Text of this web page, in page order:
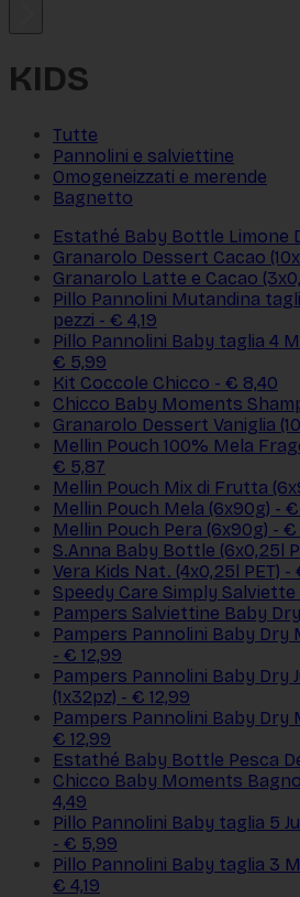
KIDS
Tutte
Pannolini e salviettine
Omogeneizzati e merende
Bagnetto
Estathé Baby Bottle Limone
Granarolo Dessert Cacao
Granarolo Latte e Cacao
Pillo Pannolini Mutandina
pezzi - € 4,19
Pillo Pannolini Baby taglia 4
€ 5,99
Kit Coccole Chicco - € 8,40
Chicco Baby Moments
Granarolo Dessert Vaniglia
Mellin Pouch 100% Mela
€ 5,87
Mellin Pouch Mix di Frutta
Mellin Pouch Mela (6x90g) -
Mellin Pouch Pera (6x90g) - €
S.Anna Baby Bottle (6x0,25l
Vera Kids Nat. (4x0,25l PET) -
Speedy Care Simply Salviette
Pampers Salviettine Baby
Pampers Pannolini Baby Dry
- € 12,99
Pampers Pannolini Baby Dry
(1x32pz) - € 12,99
Pampers Pannolini Baby Dry
€ 12,99
Estathé Baby Bottle Pesca
Chicco Baby Moments
4,49
Pillo Pannolini Baby taglia 5
- € 5,99
Pillo Pannolini Baby taglia 3
€ 4,19